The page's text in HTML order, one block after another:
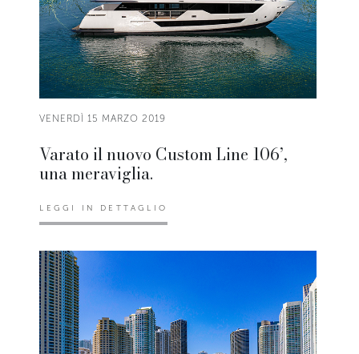
VENERDÌ 15 MARZO 2019
Varato il nuovo Custom Line 106’,
una meraviglia.
LEGGI IN DETTAGLIO